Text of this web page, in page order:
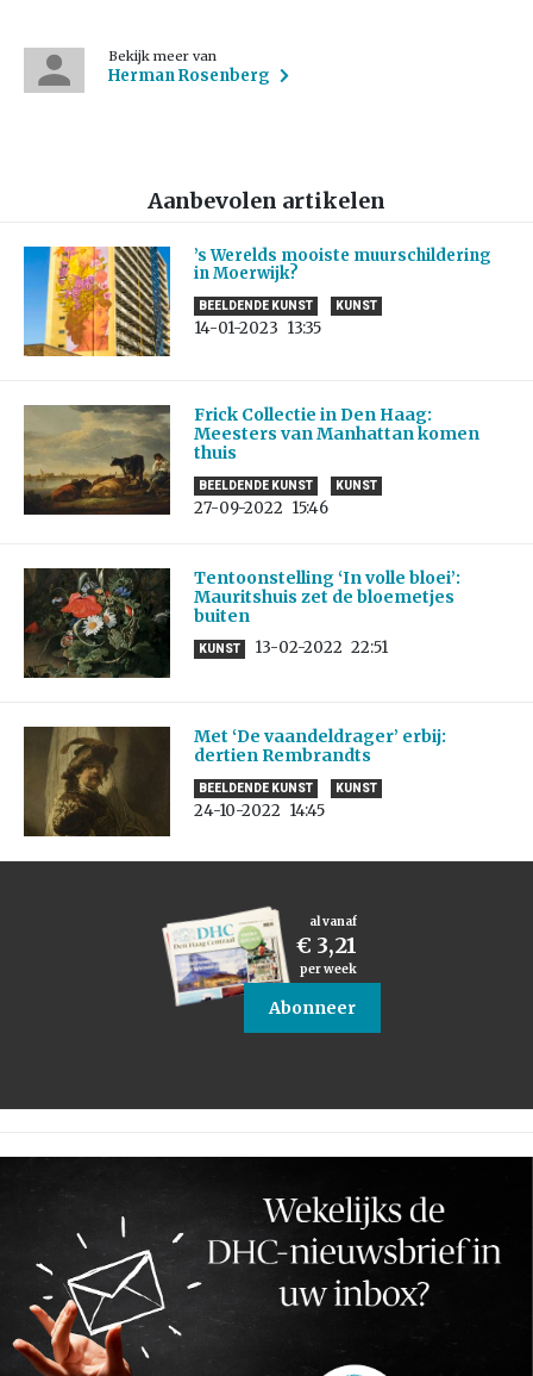
Bekijk meer van
Herman Rosenberg
Aanbevolen artikelen
’s Werelds mooiste muurschildering
in Moerwijk?
BEELDENDE KUNST KUNST
14-01-2023 13:35
Frick Collectie in Den Haag:
Meesters van Manhattan komen
thuis
BEELDENDE KUNST KUNST
27-09-2022 15:46
Tentoonstelling ‘In volle bloei’:
Mauritshuis zet de bloemetjes
buiten
KUNST 13-02-2022 22:51
Met ‘De vaandeldrager’ erbij:
dertien Rembrandts
BEELDENDE KUNST KUNST
24-10-2022 14:45
al vanaf
€ 3,21
per week
Abonneer